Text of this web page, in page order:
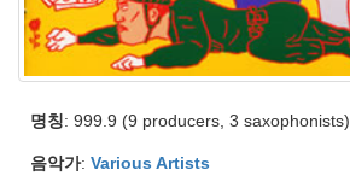
명칭: 999.9 (9 producers, 3 saxophonists)
음악가: Various Artists